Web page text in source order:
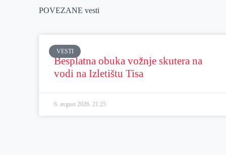
POVEZANE vesti
VESTI
Besplatna obuka vožnje skutera na
vodi na Izletištu Tisa
6. avgust 2026. 21:25